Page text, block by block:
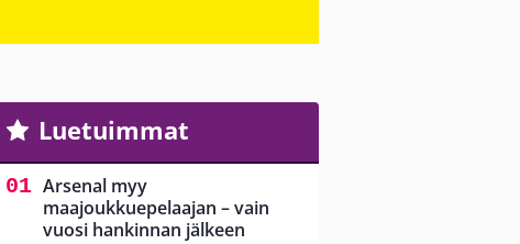
Luetuimmat
Arsenal myy
maajoukkuepelaajan – vain
vuosi hankinnan jälkeen